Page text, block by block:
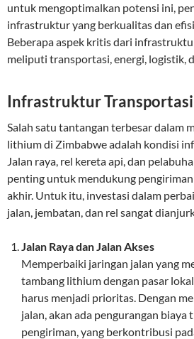
untuk mengoptimalkan potensi ini,
infrastruktur yang berkualitas dan
Beberapa aspek kritis dari
meliputi transportasi, energi, logistik,
Infrastruktur Transportasi
Salah satu tantangan terbesar dalam
lithium di Zimbabwe adalah kondisi
Jalan raya, rel kereta api, dan
penting untuk mendukung
akhir. Untuk itu, investasi dalam
jalan, jembatan, dan rel sangat
Jalan Raya dan Jalan Akses
Memperbaiki jaringan jalan yang
tambang lithium dengan pasar
harus menjadi prioritas. Dengan
jalan, akan ada pengurangan
pengiriman, yang berkontribusi